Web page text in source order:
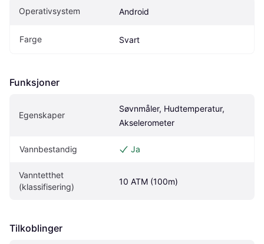
Operativsystem Android
Farge Svart
Funksjoner
Egenskaper
Søvnmåler, Hudtemperatur,
Akselerometer
Vannbestandig Ja
Vanntetthet
(klassifisering)
10 ATM (100m)
Tilkoblinger